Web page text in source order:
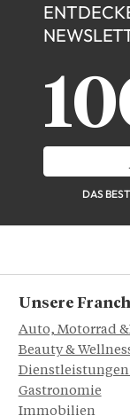
DAS
Unsere
Auto, Motorrad
Beauty &
Gastronomie
Immobilien